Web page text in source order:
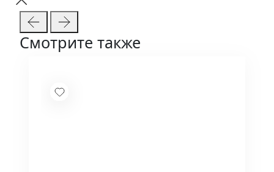
Смотрите также